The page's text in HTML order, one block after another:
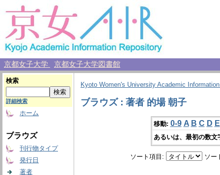
京都女子大学 京都女子大学図書館
検索
詳細検索
ホーム
ブラウズ
刊行物タイプ
発行日
著者
Kyoto Women's University Academic
ブラウズ : 著者 的場 朝子
移動: 0-9 A B C D E
あるいは、最初の数
ソート項目: ソー